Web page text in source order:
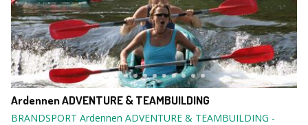
Ardennen ADVENTURE & TEAMBUILDING
BRANDSPORT Ardennen ADVENTURE & TEAMBUILDING -